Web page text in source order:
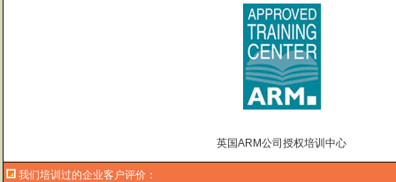
英国ARM公司授权培训中心
我们培训过的企业客户评价：
曙海的FPGA 培训很好地填补了高校FPGA培训空白，不错。总之，有利于学生
曙海给我们公司提供的Dsp6000培训，符合我们项目的开发要求，解决了很多困
MTK培训-我在网上找了很久，就是找不到。在曙海居然有MTK驱动的培训，老
——IBM公司，沈经理